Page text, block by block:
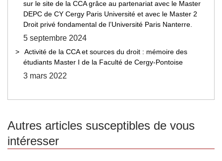
sur le site de la CCA grâce au partenariat avec le Master
DEPC de CY Cergy Paris Université et avec le Master 2
Droit privé fondamental de l’Université Paris Nanterre.
5 septembre 2024
Activité de la CCA et sources du droit : mémoire des
étudiants Master I de la Faculté de Cergy-Pontoise
3 mars 2022
Autres articles susceptibles de vous
intéresser